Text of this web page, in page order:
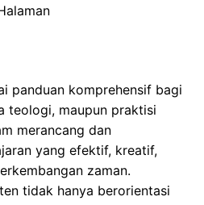
panduan komprehensif bagi
teologi, maupun praktisi
merancang dan
yang efektif, kreatif,
zaman.
tidak hanya berorientasi